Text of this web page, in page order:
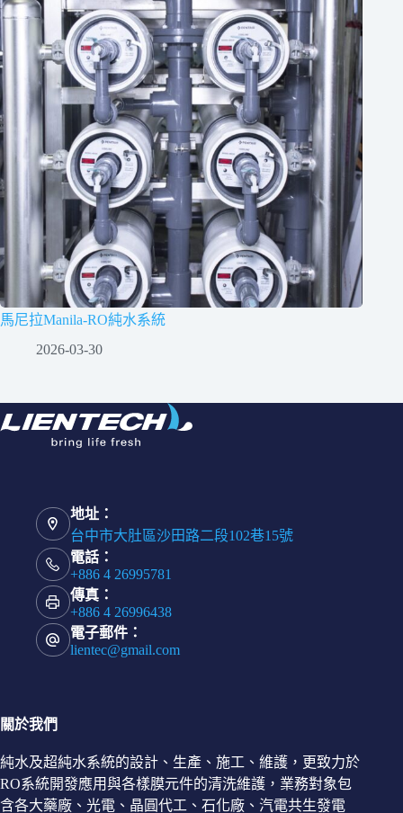
馬尼拉Manila-RO純水系統
2026-03-30
地址：
台中市大肚區沙田路二段102巷15號
電話：
+886 4 26995781
傳真：
+886 4 26996438
電子郵件：
lientec@gmail.com
關於我們
純水及超純水系統的設計、生產、施工、維護，更致力於
RO系統開發應用與各樣膜元件的清洗維護，業務對象包
含各大藥廠、光電、晶圓代工、石化廠、汽電共生發電